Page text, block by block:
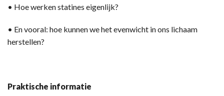
• Hoe werken statines eigenlijk?
• En vooral: hoe kunnen we het evenwicht in ons lichaam
herstellen?
Praktische informatie